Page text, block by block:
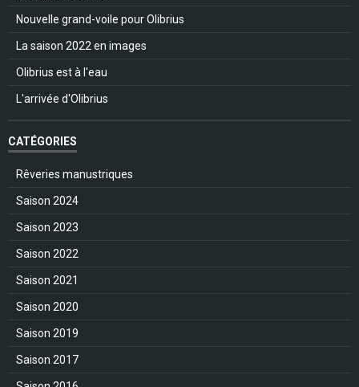
Nouvelle grand-voile pour Olibrius
La saison 2022 en images
Olibrius est à l'eau
L'arrivée d'Olibrius
CATÉGORIES
Rêveries manustriques
Saison 2024
Saison 2023
Saison 2022
Saison 2021
Saison 2020
Saison 2019
Saison 2017